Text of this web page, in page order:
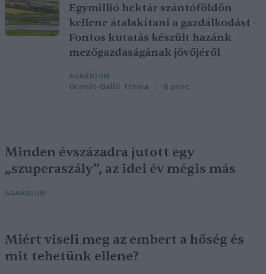
Egymillió hektár szántóföldön
kellene átalakítani a gazdálkodást –
Fontos kutatás készült hazánk
mezőgazdaságának jövőjéről
AGRÁRIUM
Granát-Galló Tímea 6 perc
Minden évszázadra jutott egy
„szuperaszály”, az idei év mégis más
AGRÁRIUM
Miért viseli meg az embert a hőség és
mit tehetünk ellene?